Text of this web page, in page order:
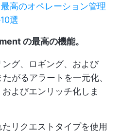
高のオペレーション管理
選
の最高の機能。
グ、ロギング、および
がるアラートを一元化、
よびエンリッチ化しま
リクエストタイプを使用